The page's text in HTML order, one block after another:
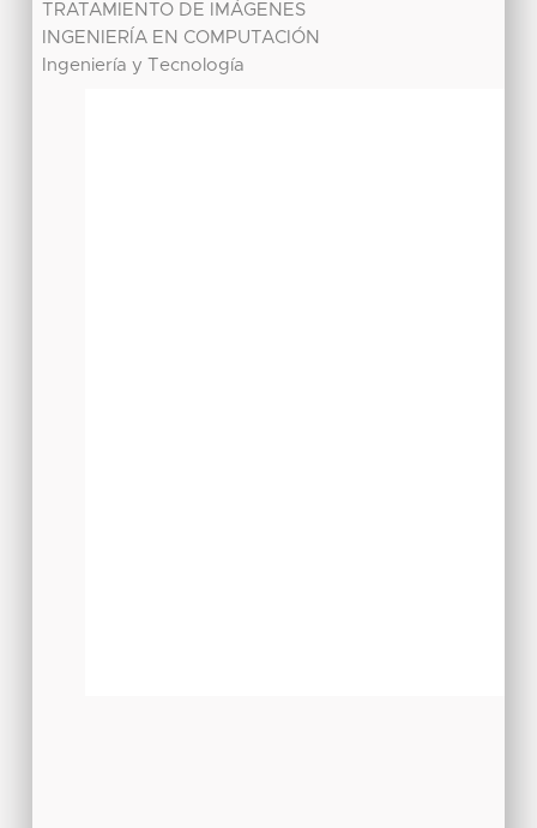
TRATAMIENTO DE IMÁGENES
INGENIERÍA EN COMPUTACIÓN
Ingeniería y Tecnología